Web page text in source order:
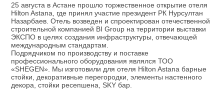
25 августа в Астане прошло торжественное открытие отеля
Hilton Astana, где принял участие президент РК Нурсултан
Назарбаев. Отель возведен и спроектирован отечественной
строительной компанией BI Group на территории выставки
ЭКСПО в целях создания инфраструктуры, отвечающей
международным стандартам.
Подрядчиком по производству и поставке
профессионального оборудования являлся ТОО
«SHEGEN». Мы изготовили для отеля Hilton Astana барные
стойки, декоративные перегородки, элементы настенного
декора, стойки ресепшена, SKY бар.